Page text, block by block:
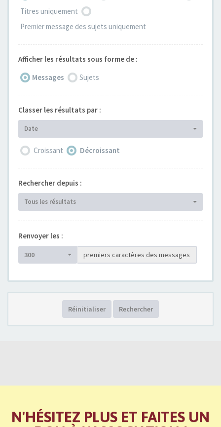
Titres uniquement
Premier message des sujets uniquement
Afficher les résultats sous forme de :
Messages
Sujets
Classer les résultats par :
Date
Croissant Décroissant
Rechercher depuis :
Tous les résultats
Renvoyer les :
300 premiers caractères des messages
Réinitialiser Rechercher
N'HÉSITEZ PLUS ET FAITES UN